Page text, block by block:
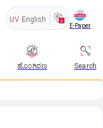
UV English
E-Paper
ಹೊಂಗಿರಣ Search